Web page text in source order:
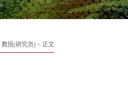
教授(研究员) > 正文